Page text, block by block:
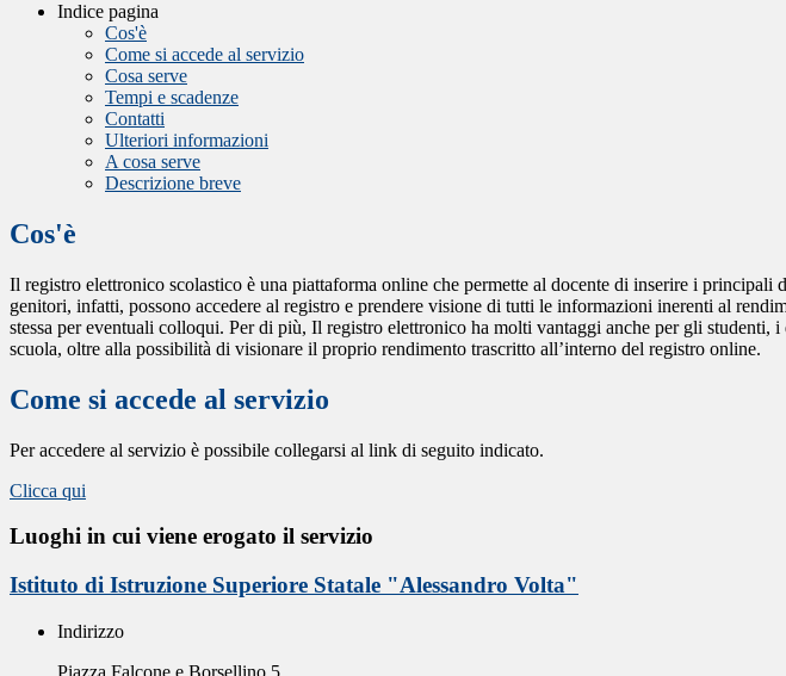
Indice pagina
Cos'è
Come si accede al servizio
Cosa serve
Tempi e scadenze
Contatti
Ulteriori informazioni
A cosa serve
Descrizione breve
Cos'è
Il registro elettronico scolastico è una piattaforma online che permette al docente di inserire i
genitori, infatti, possono accedere al registro e prendere visione di tutti le informazioni inerenti al
stessa per eventuali colloqui. Per di più, Il registro elettronico ha molti vantaggi anche per gli
scuola, oltre alla possibilità di visionare il proprio rendimento trascritto all’interno del registro online.
Come si accede al servizio
Per accedere al servizio è possibile collegarsi al link di seguito indicato.
Clicca qui
Luoghi in cui viene erogato il servizio
Istituto di Istruzione Superiore Statale "Alessandro Volta"
Indirizzo
Piazza Falcone e Borsellino 5